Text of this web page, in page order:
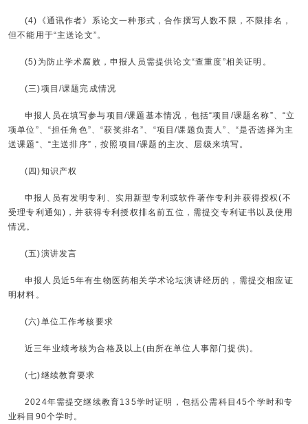
(4)《通讯作者》系论文一种形式，合作撰写人数不限，不限排名，
但不能用于“主送论文”。
(5)为防止学术腐败，申报人员需提供论文“查重度”相关证明。
(三)项目/课题完成情况
申报人员在填写参与项目/课题基本情况，包括“项目/课题名称”、“立
项单位”、“担任角色”、“获奖排名”、“项目/课题负责人”、“是否选择为主
送课题“、“主送排序”，按照项目/课题的主次、层级来填写。
(四)知识产权
申报人员有发明专利、实用新型专利或软件著作专利并获得授权(不
受理专利通知)，并获得专利授权排名前五位，需提交专利证书以及使用
情况。
(五)演讲发言
申报人员近5年有生物医药相关学术论坛演讲经历的，需提交相应证
明材料。
(六)单位工作考核要求
近三年业绩考核为合格及以上(由所在单位人事部门提供)。
(七)继续教育要求
2024年需提交继续教育135学时证明，包括公需科目45个学时和专
业科目90个学时。